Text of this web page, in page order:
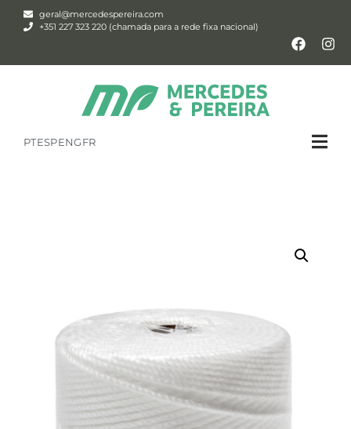
geral@mercedespereira.com
+351 227 323 220 (chamada para a rede fixa nacional)
PTESPENGFR